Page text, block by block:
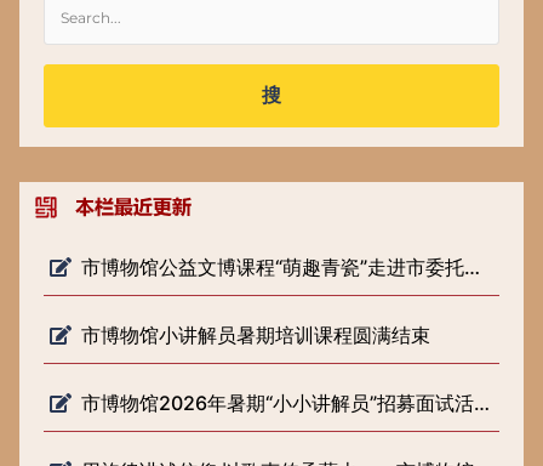
搜
市博物馆公益文博课程“萌趣青瓷”走进市委托管课堂
市博物馆小讲解员暑期培训课程圆满结束
市博物馆2026年暑期“小小讲解员”招募面试活动圆满落幕